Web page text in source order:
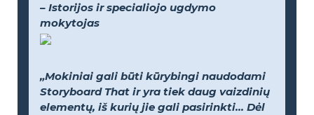
– Istorijos ir specialiojo ugdymo
mokytojas
„Mokiniai gali būti kūrybingi naudodami
Storyboard That ir yra tiek daug vaizdinių
elementų, iš kurių jie gali pasirinkti... Dėl